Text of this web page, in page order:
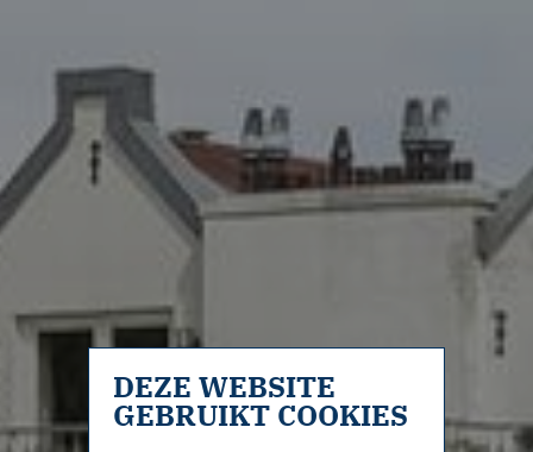
DEZE WEBSITE
GEBRUIKT COOKIES